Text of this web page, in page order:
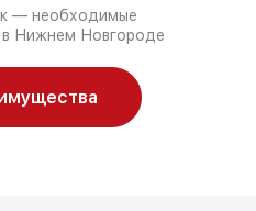
— необходимые
Нижнем Новгороде